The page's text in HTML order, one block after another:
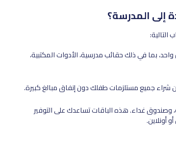
إلى المدرسة؟
بما في ذلك حقائب مدرسية، الأدوات المكتبية،
شراء جميع مستلزمات طفلك دون إنفاق مبالغ كبيرة.
وصندوق غداء. هذه الباقات تساعدك على التوفير
أونلاين.